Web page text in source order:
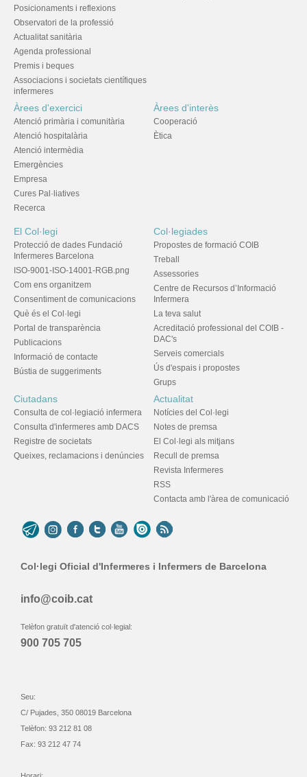
Posicionaments i reflexions
Observatori de la professió
Actualitat sanitària
Agenda professional
Premis i beques
Associacions i societats científiques
infermeres
Àrees d'exercici
Atenció primària i comunitària
Atenció hospitalària
Atenció intermèdia
Emergències
Empresa
Cures Pal·liatives
Recerca
Àrees d'interès
Cooperació
Ètica
El Col·legi
Protecció de dades Fundació
Infermeres Barcelona
ISO-9001-ISO-14001-RGB.png
Com ens organitzem
Consentiment de comunicacions
Què és el Col·legi
Portal de transparència
Publicacions
Informació de contacte
Bústia de suggeriments
Col·legiades
Propostes de formació COIB
Treball
Assessories
Centre de Recursos d’Informació
Infermera
La teva salut
Acreditació professional del COIB -
DAC's
Serveis comercials
Ús d'espais i propostes
Grups
Ciutadans
Consulta de col·legiació infermera
Consulta d'infermeres amb DACS
Registre de societats
Queixes, reclamacions i denúncies
Actualitat
Notícies del Col·legi
Notes de premsa
El Col·legi als mitjans
Recull de premsa
Revista Infermeres
RSS
Contacta amb l'àrea de comunicació
Col·legi Oficial d'Infermeres i Infermers de Barcelona
info@coib.cat
Telèfon gratuït d'atenció col·legial:
900 705 705
Seu:
C/ Pujades, 350 08019 Barcelona
Telèfon: 93 212 81 08
Fax: 93 212 47 74